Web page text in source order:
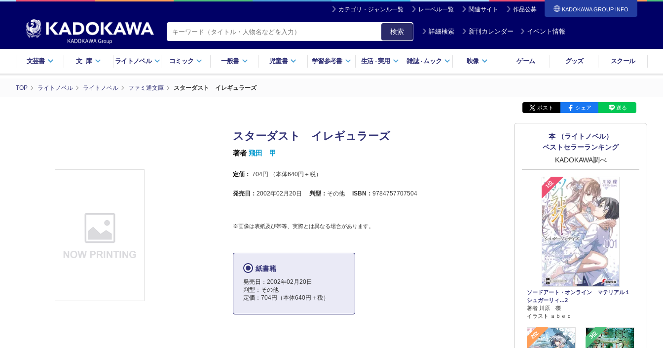
カテゴリ・ジャンル一覧 レーベル一覧 関連サイト 作品公募 KADOKAWA GROUP INFO
検索 詳細検索 新刊カレンダー イベント情報
文芸書 文庫 ライトノベル コミック 一般書 児童書 学習参考書 生活・実用 雑誌・ ムック 映像 ゲーム グッズ スクール
TOP ライトノベル ライトノベル ファミ通文庫 スターダスト イレギュラーズ
ポスト シェア 送る
スターダスト イレギュラーズ
著者 飛田 甲
定価： 704円 （本体640円＋税）
発売日： 2002年02月20日 判型： その他 ISBN： 9784757707504
※画像は表紙及び帯等、実際とは異なる場合があります。
紙書籍
発売日：2002年02月20日
判型：その他
定価：704円（本体640円＋税）
本 （ライトノベル）
ベストセラーランキング
KADOKAWA調べ
1位
ソードアート・オンライン マテリアル１
シュガーリィ…2
著者 川原 礫
イラスト ａｂｅｃ
2位 3位